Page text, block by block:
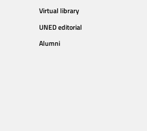
Virtual library
UNED editorial
Alumni